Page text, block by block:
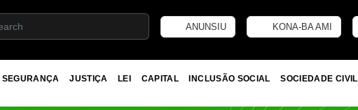
ANUNSIU KONA-BA AMI
SEGURANÇA JUSTIÇA LEI CAPITAL INCLUSÃO SOCIAL SOCIEDADE CIVIL